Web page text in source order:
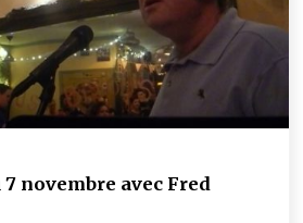
novembre avec Fred